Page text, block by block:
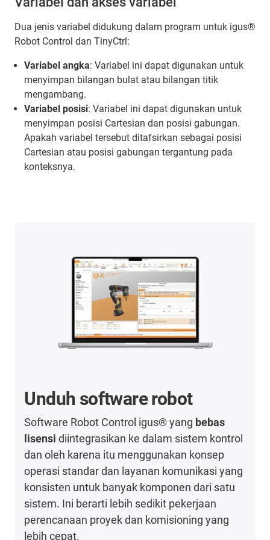
Dua jenis variabel didukung dalam program untuk igus®
Robot Control dan TinyCtrl:
Variabel angka: Variabel ini dapat digunakan untuk
menyimpan bilangan bulat atau bilangan titik
mengambang.
Variabel posisi: Variabel ini dapat digunakan untuk
menyimpan posisi Cartesian dan posisi gabungan.
Apakah variabel tersebut ditafsirkan sebagai posisi
Cartesian atau posisi gabungan tergantung pada
konteksnya.
Unduh software robot
Software Robot Control igus® yang bebas
lisensi diintegrasikan ke dalam sistem kontrol
dan oleh karena itu menggunakan konsep
operasi standar dan layanan komunikasi yang
konsisten untuk banyak komponen dari satu
sistem. Ini berarti lebih sedikit pekerjaan
perencanaan proyek dan komisioning yang
lebih cepat.